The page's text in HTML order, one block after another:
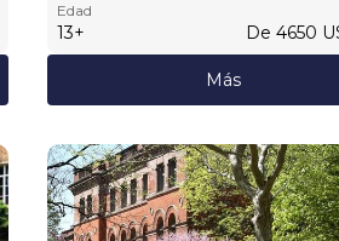
Edad
13+ De 4650
Más